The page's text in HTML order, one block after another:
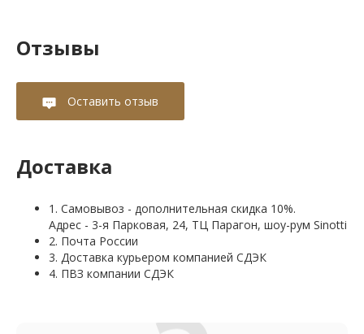
Отзывы
Оставить отзыв
Доставка
1. Самовывоз - дополнительная скидка 10%.
Адрес - 3-я Парковая, 24, ТЦ Парагон, шоу-рум Sinotti
2. Почта России
3. Доставка курьером компанией СДЭК
4. ПВЗ компании СДЭК